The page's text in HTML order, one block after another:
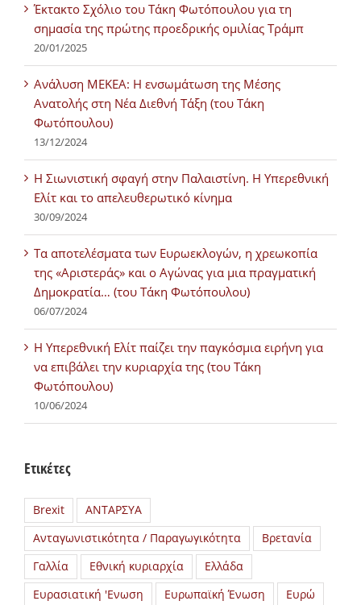
Έκτακτο Σχόλιο του Τάκη Φωτόπουλου για τη
σημασία της πρώτης προεδρικής ομιλίας Τράμπ
20/01/2025
Ανάλυση ΜΕΚΕΑ: Η ενσωμάτωση της Μέσης
Ανατολής στη Νέα Διεθνή Τάξη (του Τάκη
Φωτόπουλου)
13/12/2024
Η Σιωνιστική σφαγή στην Παλαιστίνη. Η Υπερεθνική
Ελίτ και το απελευθερωτικό κίνημα
30/09/2024
Τα αποτελέσματα των Ευρωεκλογών, η χρεωκοπία
της «Αριστεράς» και ο Αγώνας για μια πραγματική
Δημοκρατία… (του Τάκη Φωτόπουλου)
06/07/2024
H Υπερεθνική Ελίτ παίζει την παγκόσμια ειρήνη για
να επιβάλει την κυριαρχία της (του Τάκη
Φωτόπουλου)
10/06/2024
Ετικέτες
Brexit
ΑΝΤΑΡΣΥΑ
Ανταγωνιστικότητα / Παραγωγικότητα
Βρετανία
Γαλλία
Εθνική κυριαρχία
Ελλάδα
Ευρασιατική 'Ενωση
Ευρωπαϊκή Ένωση
Ευρώ